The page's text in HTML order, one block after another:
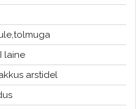
laine
arstidel